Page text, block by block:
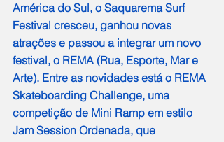
América do Sul, o Saquarema Surf
Festival cresceu, ganhou novas
atrações e passou a integrar um novo
festival, o REMA (Rua, Esporte, Mar e
Arte). Entre as novidades está o REMA
Skateboarding Challenge, uma
competição de Mini Ramp em estilo
Jam Session Ordenada, que